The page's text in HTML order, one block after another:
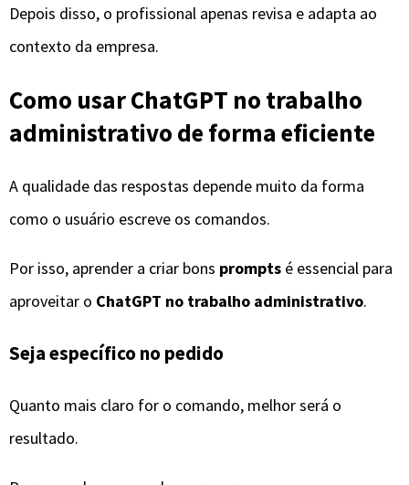
Depois disso, o profissional apenas revisa e adapta ao
contexto da empresa.
Como usar ChatGPT no trabalho
administrativo de forma eficiente
A qualidade das respostas depende muito da forma
como o usuário escreve os comandos.
Por isso, aprender a criar bons prompts é essencial para
aproveitar o ChatGPT no trabalho administrativo.
Seja específico no pedido
Quanto mais claro for o comando, melhor será o
resultado.